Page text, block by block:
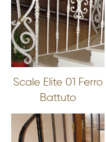
Scale Elite 01 Ferro
Battuto